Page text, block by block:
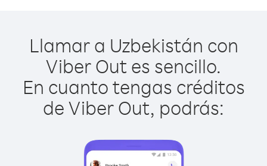
Llamar a Uzbekistán con
Viber Out es sencillo.
En cuanto tengas créditos
de Viber Out, podrás: